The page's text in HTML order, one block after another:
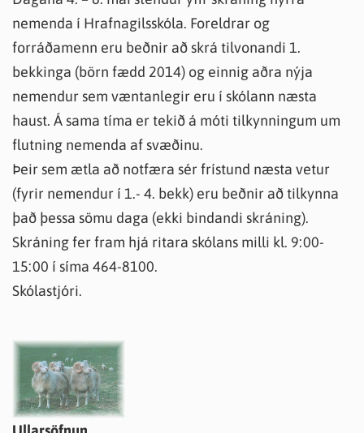
nemenda í Hrafnagilsskóla. Foreldrar og
forráðamenn eru beðnir að skrá tilvonandi 1.
bekkinga (börn fædd 2014) og einnig aðra nýja
nemendur sem væntanlegir eru í skólann næsta
haust. Á sama tíma er tekið á móti tilkynningum um
flutning nemenda af svæðinu.
Þeir sem ætla að notfæra sér frístund næsta vetur
(fyrir nemendur í 1.- 4. bekk) eru beðnir að tilkynna
það þessa sömu daga (ekki bindandi skráning).
Skráning fer fram hjá ritara skólans milli kl. 9:00-
15:00 í síma 464-8100.
Skólastjóri.